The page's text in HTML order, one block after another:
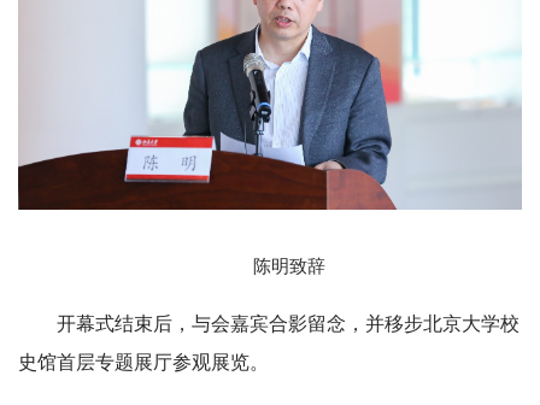
陈明致辞
开幕式结束后，与会嘉宾合影留念，并移步北京大学校
史馆首层专题展厅参观展览。